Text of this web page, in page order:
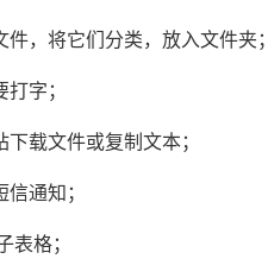
，将它们分类，放入文件夹；
字；
载文件或复制文本；
通知；
表格；